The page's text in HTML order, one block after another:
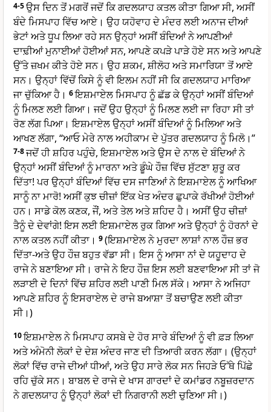
4-5ਉਸ ਦਿਨ ਤੋਂ ਮਗਰੋਂ ਜਦੋਂ ਕਿ ਗਦਲਯਾਹ ਕਤਲ ਕੀਤਾ ਗਿਆ ਸੀ, ਅਸੀਂ
ਬੰਦੇ ਮਿਸਪਾਹ ਵਿੱਚ ਆਏ। ਉਹ ਯਹੋਵਾਹ ਦੇ ਮੰਦਰ ਲਈ ਅਨਾਜ ਦੀਆਂ
ਭੇਟਾਂ ਅਤੇ ਧੂਪ ਲਿਆ ਰਹੇ ਸਨ ਉਨ੍ਹਾਂ ਅਸੀਂ ਬੰਦਿਆਂ ਨੇ ਆਪਣੀਆਂ
ਦਾਢ਼ੀਆਂ ਮੁਨਾਈਆਂ ਹੋਈਆਂ ਸਨ, ਆਪਣੇ ਕਪੜੇ ਪਾੜੇ ਹੋਏ ਸਨ ਅਤੇ ਆਪਣੇ
ਉੱਤੇ ਜ਼ਖਮ ਕੀਤੇ ਹੋਏ ਸਨ। ਉਹ ਸ਼ਕਮ, ਸ਼ੀਲੋਹ ਅਤੇ ਸਮਾਰਿਯਾ ਤੋਂ ਆਏ
ਸਨ। ਉਨ੍ਹਾਂ ਵਿੱਚੋਂ ਕਿਸੇ ਨੂੰ ਵੀ ਇਲਮ ਨਹੀਂ ਸੀ ਕਿ ਗਦਲਯਾਹ ਮਾਰਿਆ
ਜਾ ਚੁੱਕਿਆ ਹੈ। 6ਇਸ਼ਮਾਏਲ ਮਿਸਪਾਹ ਨੂੰ ਛੱਡ ਕੇ ਉਨ੍ਹਾਂ ਅਸੀਂ ਬੰਦਿਆਂ
ਨੂੰ ਮਿਲਣ ਲਈ ਗਿਆ। ਜਦੋਂ ਉਹ ਉਨ੍ਹਾਂ ਨੂੰ ਮਿਲਣ ਲਈ ਜਾ ਰਿਹਾ ਸੀ ਤਾਂ
ਰੋਣ ਲੱਗ ਪਿਆ। ਇਸ਼ਮਾਏਲ ਉਨ੍ਹਾਂ ਅਸੀਂ ਬੰਦਿਆਂ ਨੂੰ ਮਿਲਿਆ ਅਤੇ
ਆਖਣ ਲੱਗਾ, “ਆਓ ਮੇਰੇ ਨਾਲ ਅਹੀਕਾਮ ਦੇ ਪੁੱਤਰ ਗਦਲਯਾਹ ਨੂੰ ਮਿਲੋ।”
7-8ਜਦੋਂ ਹੀ ਸ਼ਹਿਰ ਪਹੁੰਚੇ, ਇਸ਼ਮਾਏਲ ਅਤੇ ਉਸ ਦੇ ਨਾਲ ਦੇ ਬੰਦਿਆਂ ਨੇ
ਉਨ੍ਹਾਂ ਅਸੀਂ ਬੰਦਿਆਂ ਨੂੰ ਮਾਰਨਾ ਅਤੇ ਡੂੰਘੇ ਹੌਜ਼ ਵਿੱਚ ਸੁੱਟਣਾ ਸ਼ੁਰੂ ਕਰ
ਦਿੱਤਾ! ਪਰ ਉਨ੍ਹਾਂ ਬੰਦਿਆਂ ਵਿੱਚ ਦਸ ਜਾਣਿਆਂ ਨੇ ਇਸ਼ਮਾਏਲ ਨੂੰ ਆਖਿਆ
ਸਾਨੂੰ ਨਾ ਮਾਰੋ! ਅਸੀਂ ਕੁਝ ਚੀਜ਼ਾਂ ਇੱਕ ਖੇਤ ਅੰਦਰ ਛੁਪਾਕੇ ਰੱਖੀਆਂ ਹੋਈਆਂ
ਹਨ। ਸਾਡੇ ਕੋਲ ਕਣਕ, ਜੌਂ, ਅਤੇ ਤੇਲ ਅਤੇ ਸ਼ਹਿਦ ਹੈ। ਅਸੀਂ ਉਹ ਚੀਜ਼ਾਂ
ਤੈਨੂੰ ਦੇ ਦੇਵਾਂਗੇ! ਇਸ ਲਈ ਇਸ਼ਮਾਏਲ ਰੁਕ ਗਿਆ ਅਤੇ ਉਨ੍ਹਾਂ ਨੂੰ ਹੋਰਨਾਂ ਦੇ
ਨਾਲ ਕਤਲ ਨਹੀਂ ਕੀਤਾ। 9(ਇਸ਼ਮਾਏਲ ਨੇ ਮੁਰਦਾ ਲਾਸ਼ਾਂ ਨਾਲ ਹੌਜ਼ ਭਰ
ਦਿੱਤਾ-ਅਤੇ ਉਹ ਹੌਜ਼ ਬਹੁਤ ਵੱਡਾ ਸੀ। ਇਸ ਨੂੰ ਆਸਾ ਨਾਂ ਦੇ ਯਹੂਦਾਹ ਦੇ
ਰਾਜੇ ਨੇ ਬਣਾਇਆ ਸੀ। ਰਾਜੇ ਨੇ ਇਹ ਹੌਜ਼ ਇਸ ਲਈ ਬਣਵਾਇਆ ਸੀ ਤਾਂ ਜੋ
ਲੜਾਈ ਦੇ ਦਿਨਾਂ ਵਿੱਚ ਸ਼ਹਿਰ ਲਈ ਪਾਣੀ ਮਿਲ ਸੱਕੇ। ਆਸਾ ਨੇ ਅਜਿਹਾ
ਆਪਣੇ ਸ਼ਹਿਰ ਨੂੰ ਇਸਰਾਏਲ ਦੇ ਰਾਜੇ ਬਆਸ਼ਾ ਤੋਂ ਬਚਾਉਣ ਲਈ ਕੀਤਾ
ਸੀ।)
10ਇਸ਼ਮਾਏਲ ਨੇ ਮਿਸਪਾਹ ਕਸਬੇ ਦੇ ਹੋਰ ਸਾਰੇ ਬੰਦਿਆਂ ਨੂੰ ਵੀ ਫ਼ੜ ਲਿਆ
ਅਤੇ ਅੰਮੋਨੀ ਲੋਕਾਂ ਦੇ ਦੇਸ਼ ਅੰਦਰ ਜਾਣ ਦੀ ਤਿਆਰੀ ਕਰਨ ਲੱਗਾ। (ਉਨ੍ਹਾਂ
ਲੋਕਾਂ ਵਿੱਚ ਰਾਜੇ ਦੀਆਂ ਧੀਆਂ, ਅਤੇ ਉਹ ਸਾਰੇ ਲੋਕ ਸਨ ਜਿਹੜੇ ਓੱਥੇ ਪਿੱਛੇ
ਰਹਿ ਚੁੱਕੇ ਸਨ। ਬਾਬਲ ਦੇ ਰਾਜੇ ਦੇ ਖਾਸ ਗਾਰਦਾਂ ਦੇ ਕਮਾਂਡਰ ਨਬੂਜ਼ਰਦਾਨ
ਨੇ ਗਦਲਯਾਹ ਨੂੰ ਉਨ੍ਹਾਂ ਲੋਕਾਂ ਦੀ ਨਿਗਰਾਨੀ ਲਈ ਚੁਣਿਆ ਸੀ।)